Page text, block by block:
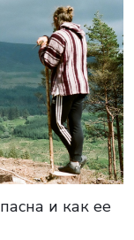
и как ее